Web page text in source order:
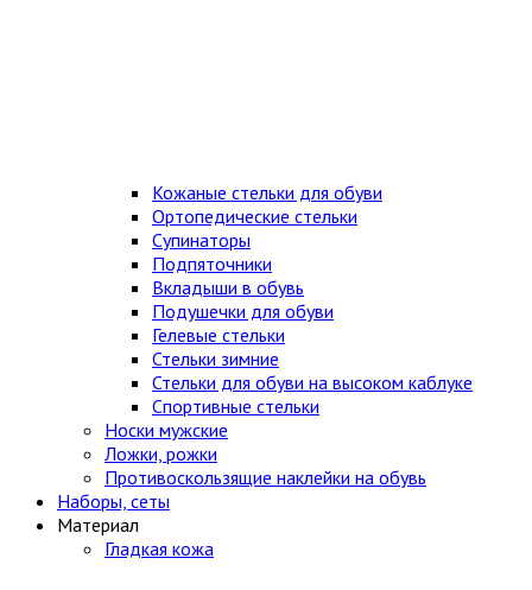
Кожаные стельки для обуви
Ортопедические стельки
Супинаторы
Подпяточники
Вкладыши в обувь
Подушечки для обуви
Гелевые стельки
Стельки зимние
Стельки для обуви на высоком каблуке
Спортивные стельки
Носки мужские
Ложки, рожки
Противоскользящие наклейки на обувь
Наборы, сеты
Материал
Гладкая кожа